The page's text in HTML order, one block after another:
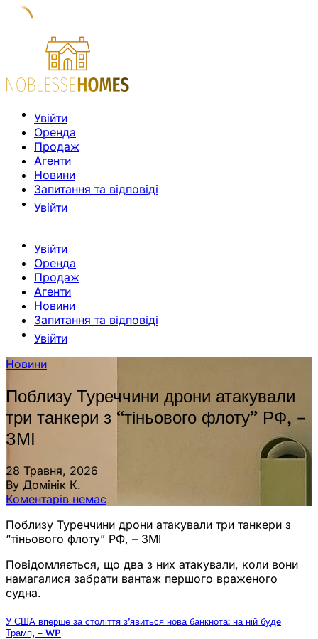
Увійти
Оренда
Продаж
Агенти
Новини
Запитання та відповіді
Увійти
Увійти
Оренда
Продаж
Агенти
Новини
Запитання та відповіді
Увійти
Новини
Поблизу Туреччини дрони атакували
три танкери з “тіньового флоту” РФ, –
ЗМІ
28 Травня, 2026
By Домінік К.
Коментарів немає
Поблизу Туреччини дрони атакували три танкери з
“тіньового флоту” РФ, – ЗМІ
Повідомляється, що два з них атакували, коли вони
намагалися забрати вантаж першого враженого
судна.
У США вперше за століття з’явиться нова банкнота: на ній буде
Трамп, – WP